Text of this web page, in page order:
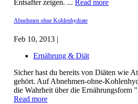
Entsafter zeigen. ... Read more
Abnehmen ohne Kohlenhydrate
Feb 10, 2013 |
Ernährung & Diät
Sicher hast du bereits von Diäten wie
gehört. Auf Abnehmen-ohne-
die Wahrheit über die Ernährungsform
Read more